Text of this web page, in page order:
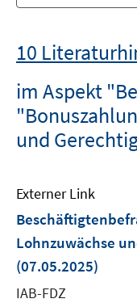
10
im Aspekt
und
Externer Link
Lohnzuwächse
(07.05.2025)
IAB-FDZ